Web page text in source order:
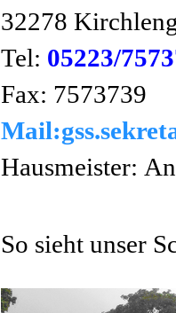
32278
Tel: 05223/
Fax: 7573739
Hausmeister:
So sieht unser